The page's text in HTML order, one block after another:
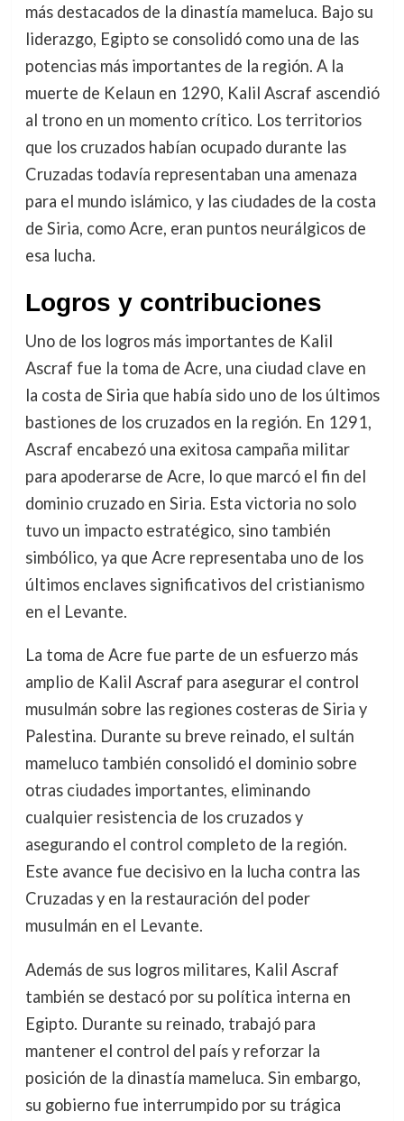
más destacados de la dinastía mameluca. Bajo su
liderazgo, Egipto se consolidó como una de las
potencias más importantes de la región. A la
muerte de Kelaun en 1290, Kalil Ascraf ascendió
al trono en un momento crítico. Los territorios
que los cruzados habían ocupado durante las
Cruzadas todavía representaban una amenaza
para el mundo islámico, y las ciudades de la costa
de Siria, como Acre, eran puntos neurálgicos de
esa lucha.
Logros y contribuciones
Uno de los logros más importantes de Kalil
Ascraf fue la toma de Acre, una ciudad clave en
la costa de Siria que había sido uno de los últimos
bastiones de los cruzados en la región. En 1291,
Ascraf encabezó una exitosa campaña militar
para apoderarse de Acre, lo que marcó el fin del
dominio cruzado en Siria. Esta victoria no solo
tuvo un impacto estratégico, sino también
simbólico, ya que Acre representaba uno de los
últimos enclaves significativos del cristianismo
en el Levante.
La toma de Acre fue parte de un esfuerzo más
amplio de Kalil Ascraf para asegurar el control
musulmán sobre las regiones costeras de Siria y
Palestina. Durante su breve reinado, el sultán
mameluco también consolidó el dominio sobre
otras ciudades importantes, eliminando
cualquier resistencia de los cruzados y
asegurando el control completo de la región.
Este avance fue decisivo en la lucha contra las
Cruzadas y en la restauración del poder
musulmán en el Levante.
Además de sus logros militares, Kalil Ascraf
también se destacó por su política interna en
Egipto. Durante su reinado, trabajó para
mantener el control del país y reforzar la
posición de la dinastía mameluca. Sin embargo,
su gobierno fue interrumpido por su trágica